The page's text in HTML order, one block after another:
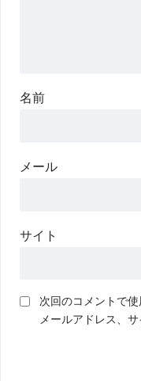
名前
メール
サイト
次回のコメントで
メールアドレス、サ